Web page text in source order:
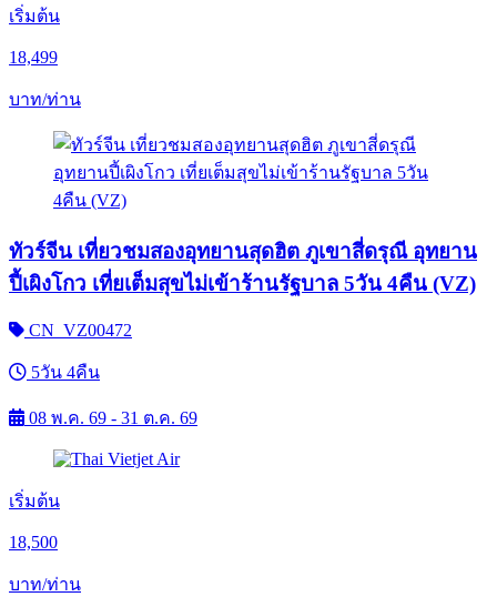
เริ่มต้น
18,499
บาท/ท่าน
ทัวร์จีน เที่ยวชมสองอุทยานสุดฮิต ภูเขาสี่ดรุณี อุทยาน
ปี้เผิงโกว เที่ยเต็มสุขไม่เข้าร้านรัฐบาล 5วัน 4คืน (VZ)
CN_VZ00472
5วัน 4คืน
08 พ.ค. 69 - 31 ต.ค. 69
เริ่มต้น
18,500
บาท/ท่าน